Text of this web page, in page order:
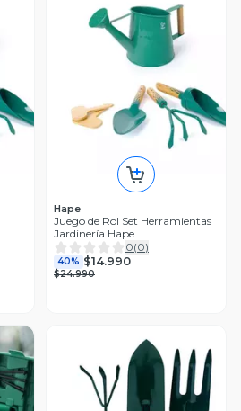
Hape
Juego de Rol Set Herramientas
Jardinería Hape
0(0)
40% $14.990
$24.990